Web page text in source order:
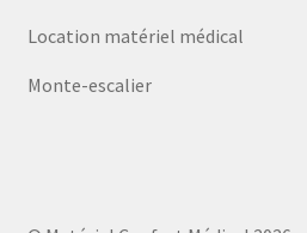
Location matériel médical
Monte-escalier